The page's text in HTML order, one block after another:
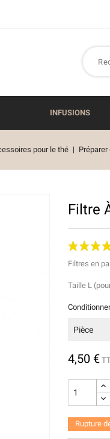
INFUSIONS
pour le thé Préparer
Filtre
Filtres en
Taille L
4,50 €
Rupture